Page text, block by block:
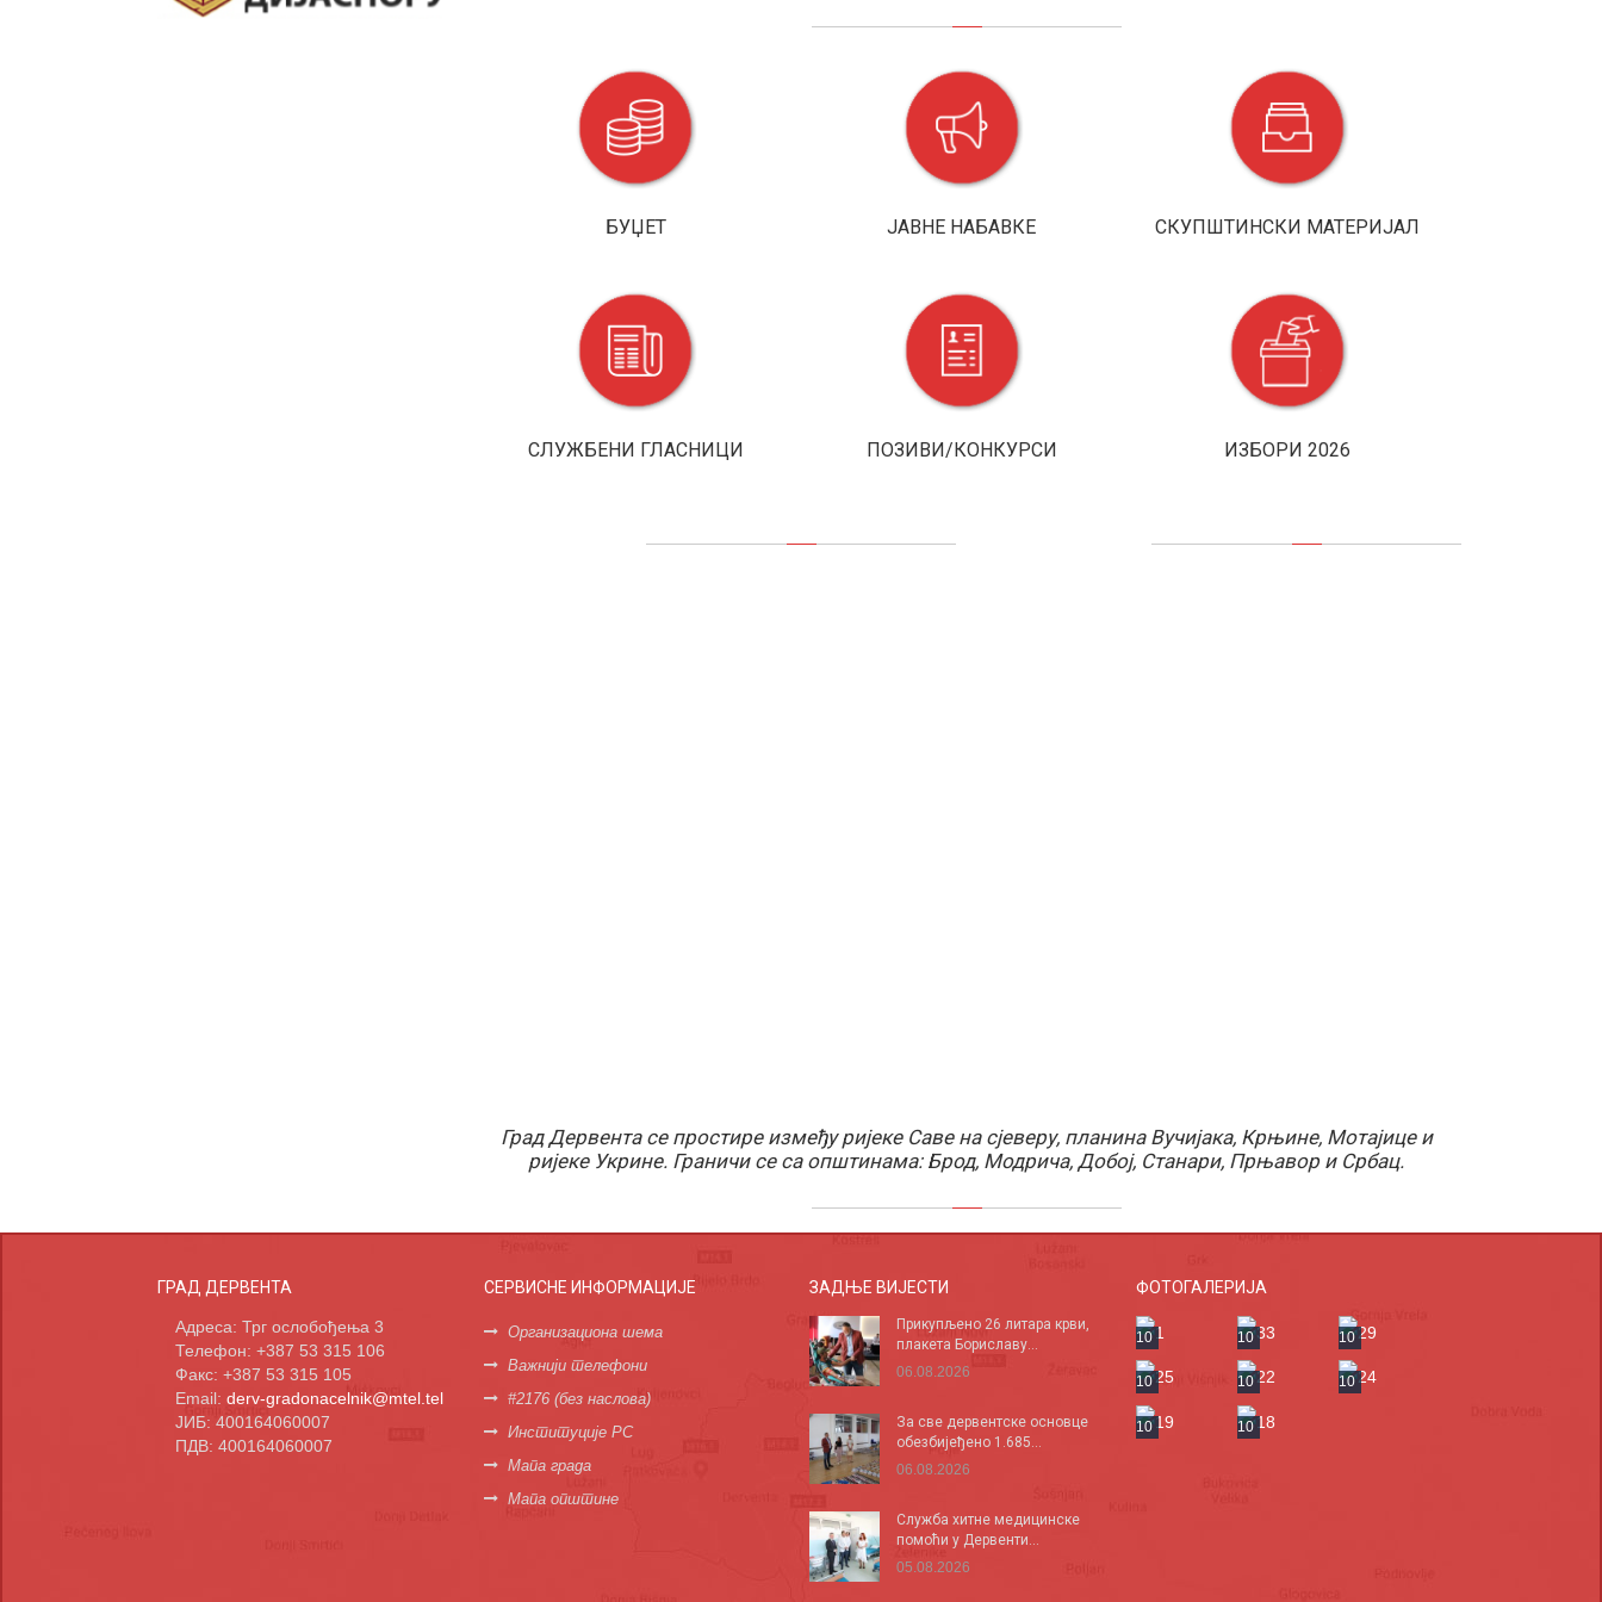
млада...
27.07.2026
Успјешно
одржана 2. Дервентска
Бориславу...
06.08.2026
За све
дервентске основце
БУЏЕТ ЈАВНE НАБАВКЕ СКУПШТИНСКИ МАТЕРИЈАЛ
СЛУЖБЕНИ ГЛАСНИЦИ ПОЗИВИ/КОНКУРСИ ИЗБОРИ 2026
Град Дервента се простире између ријеке Саве на сјеверу, планина Вучијака, Крњине, Мотајице и
ријеке Укрине. Граничи се са општинама: Брод, Модрича, Добој, Станари, Прњавор и Србац.
ГРАД ДЕРВЕНТА
Адреса: Трг ослобођења 3
Телефон: +387 53 315 106
Факс: +387 53 315 105
Email: derv-gradonacelnik@mtel.tel
ЈИБ: 400164060007
ПДВ: 400164060007
СЕРВИСНЕ ИНФОРМАЦИЈЕ
Организациона шема
Важнији телефони
#2176 (без наслова)
Институције РС
Мапа града
Мапа општине
ЗАДЊЕ ВИЈЕСТИ
Прикупљено 26 литара крви,
плакета Бориславу...
06.08.2026
За све дервентске основце
обезбијеђено 1.685...
06.08.2026
Служба хитне медицинске
помоћи у Дервенти...
05.08.2026
ФОТОГАЛЕРИЈА
10 10 10
10 10 10
10 10